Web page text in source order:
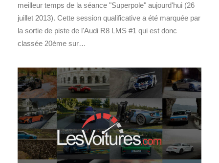
meilleur temps de la séance "Superpole" aujourd'hui (26
juillet 2013). Cette session qualificative a été marquée par
la sortie de piste de l'Audi R8 LMS #1 qui est donc
classée 20ème sur…